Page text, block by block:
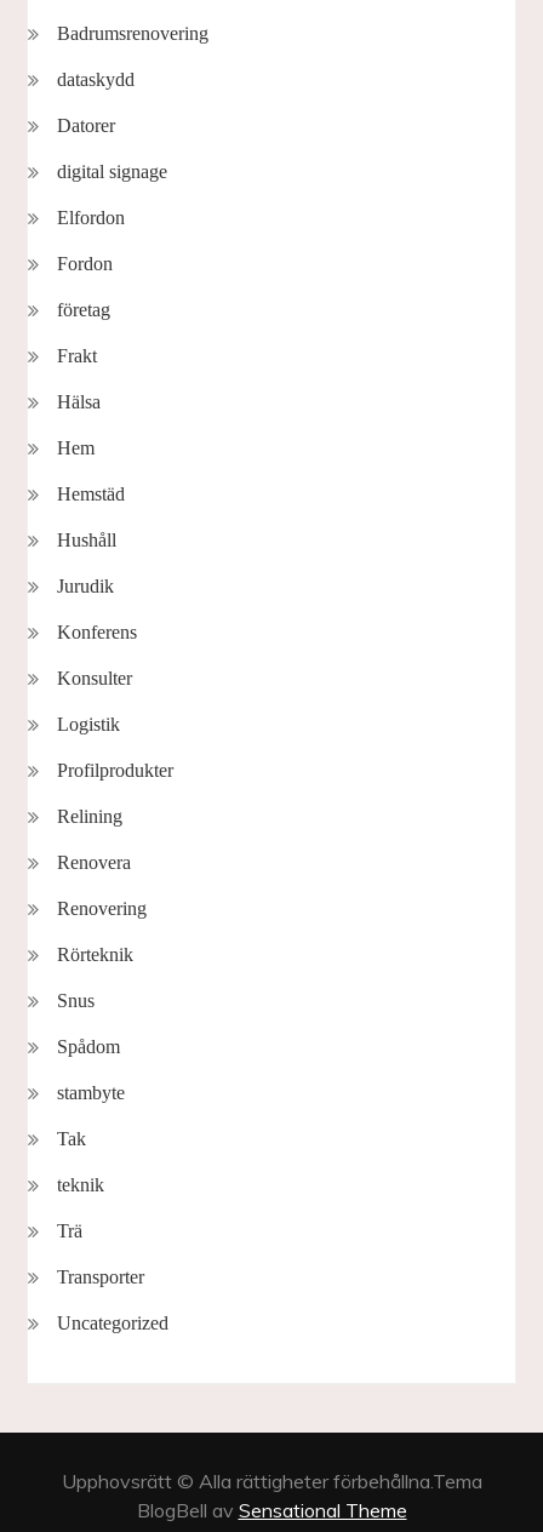
Badrumsrenovering
dataskydd
Datorer
digital signage
Elfordon
Fordon
företag
Frakt
Hälsa
Hem
Hemstäd
Hushåll
Jurudik
Konferens
Konsulter
Logistik
Profilprodukter
Relining
Renovera
Renovering
Rörteknik
Snus
Spådom
stambyte
Tak
teknik
Trä
Transporter
Uncategorized
Upphovsrätt © Alla rättigheter förbehållna.Tema
BlogBell av Sensational Theme